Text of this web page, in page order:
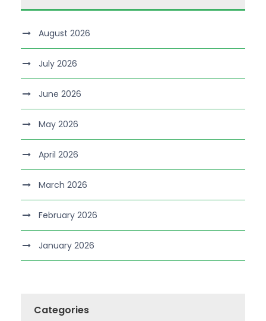
August 2026
July 2026
June 2026
May 2026
April 2026
March 2026
February 2026
January 2026
Categories